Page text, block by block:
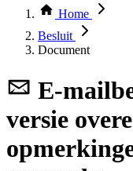
Thema COVID-19
Bekijk per
Home
Besluit
Document
E-
versie